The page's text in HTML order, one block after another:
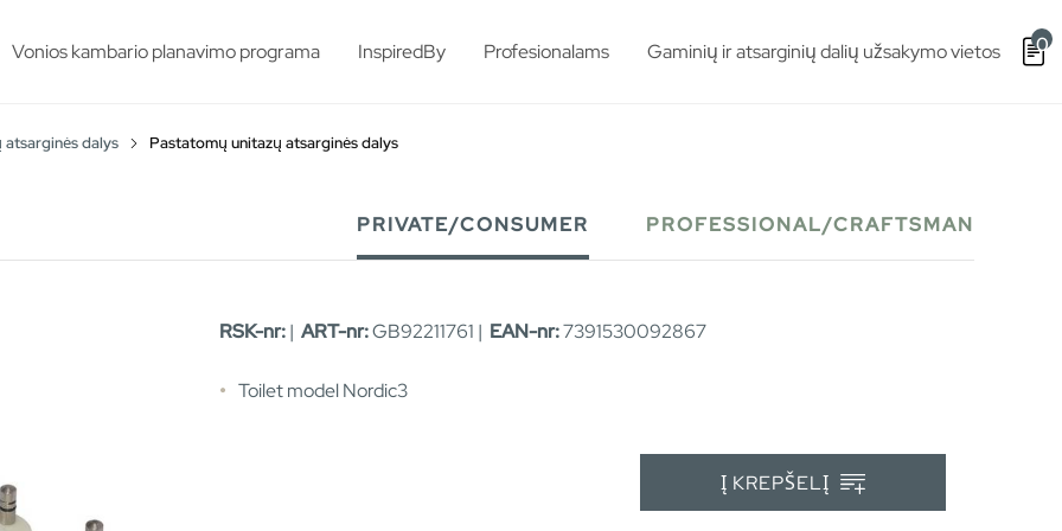
Vonios kambario planavimo programa InspiredBy Profesionalams Gaminių ir atsarginių dalių užsakymo vietos 0
atsarginės dalys Pastatomų unitazų atsarginės dalys
PRIVATE/CONSUMER PROFESSIONAL/CRAFTSMAN
RSK-nr:| ART-nr:GB92211761 | EAN-nr:7391530092867
Toilet model Nordic3
Į KREPŠELĮ